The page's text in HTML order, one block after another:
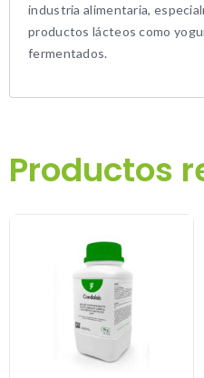
industria alimentaria,
productos lácteos como
fermentados.
Productos